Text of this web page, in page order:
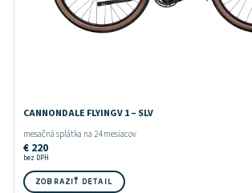
Ghost
Norco
CANNONDALE FLYINGV 1 – SLV
mesačná splátka na 24 mesiacov
€220
bez DPH
ZOBRAZIŤ DETAIL